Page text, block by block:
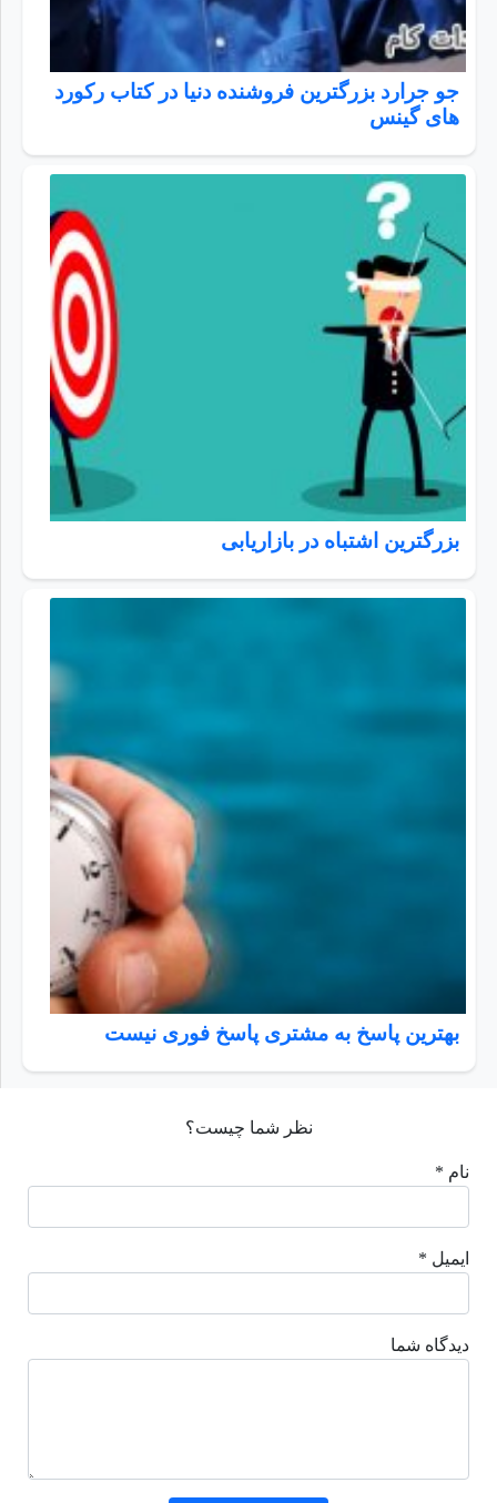
جو جرارد بزرگترین فروشنده دنیا در کتاب رکورد
های گینس
بزرگترین اشتباه در بازاریابی
بهترین پاسخ به مشتری پاسخ فوری نیست
نظر شما چیست؟
نام *
ایمیل *
دیدگاه شما